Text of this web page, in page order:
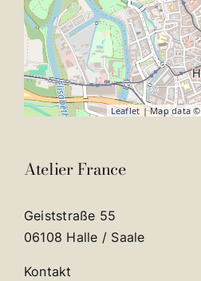
Leaflet | Map data ©
Atelier France
Geiststraße 55
06108 Halle / Saale
Kontakt